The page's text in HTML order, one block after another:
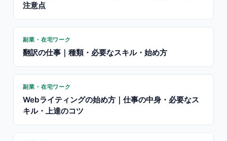
注意点
副業・在宅ワーク
翻訳の仕事｜種類・必要なスキル・始め方
副業・在宅ワーク
Webライティングの始め方｜仕事の中身・必要なス
キル・上達のコツ